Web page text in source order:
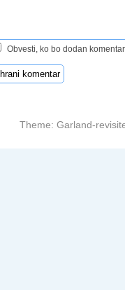
Obvesti, ko bo dodan komentar
Theme: Garland-